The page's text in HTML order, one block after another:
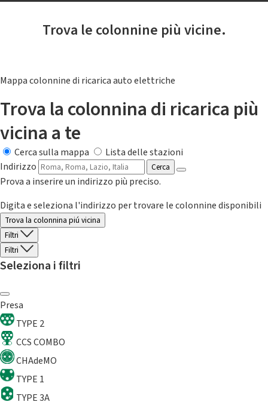
Trova le colonnine più vicine.
Mappa colonnine di ricarica auto elettriche
Trova la colonnina di ricarica più
vicina a te
Cerca sulla mappa
Lista delle stazioni
Indirizzo
Cerca
Prova a inserire un indirizzo più preciso.
Digita e seleziona l'indirizzo per trovare le colonnine disponibili
Trova la colonnina piú vicina
Filtri
Filtri
Seleziona i filtri
Presa
TYPE 2
CCS COMBO
CHAdeMO
TYPE 1
TYPE 3A